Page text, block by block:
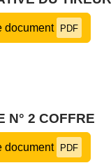
document PDF
N° 2 COFFRE
document PDF